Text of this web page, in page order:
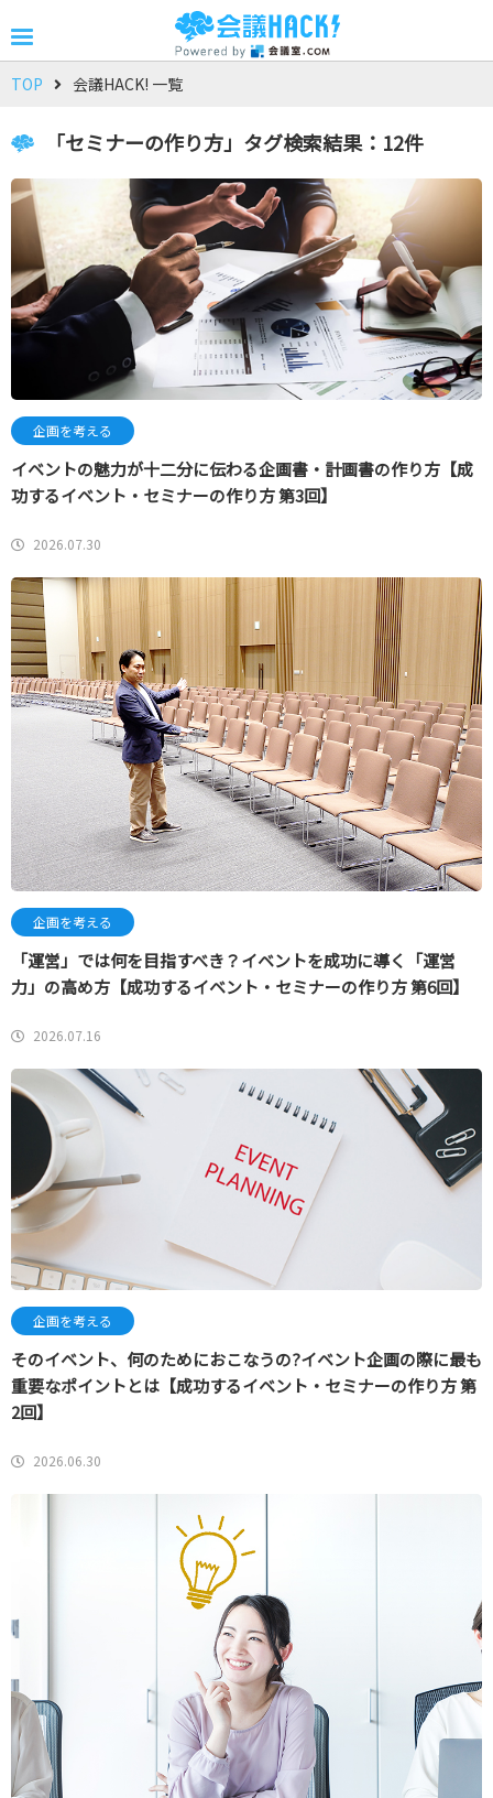
TOP 会議HACK! 一覧
「セミナーの作り方」タグ検索結果：12件
企画を考える
イベントの魅力が十二分に伝わる企画書・計画書の作り方【成
功するイベント・セミナーの作り方 第3回】
2026.07.30
企画を考える
「運営」では何を目指すべき？イベントを成功に導く「運営
力」の高め方【成功するイベント・セミナーの作り方 第6回】
2026.07.16
企画を考える
そのイベント、何のためにおこなうの?イベント企画の際に最も
重要なポイントとは【成功するイベント・セミナーの作り方 第
2回】
2026.06.30